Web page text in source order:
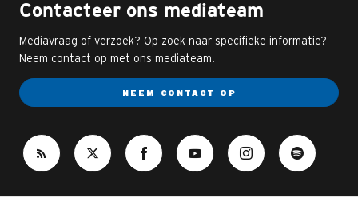
Contacteer ons mediateam
Mediavraag of verzoek? Op zoek naar specifieke informatie?
Neem contact op met ons mediateam.
NEEM CONTACT OP